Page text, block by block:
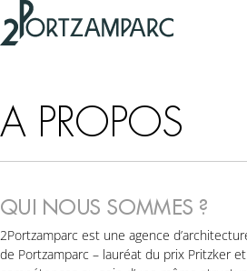
Accéder à l'en-tête
Accéder au contenu principal
Accéder au pied de page
2portzamparc
A PROPOS
QUI NOUS SOMMES ?
2Portzamparc est une agence
de Portzamparc – lauréat du prix Pritzker